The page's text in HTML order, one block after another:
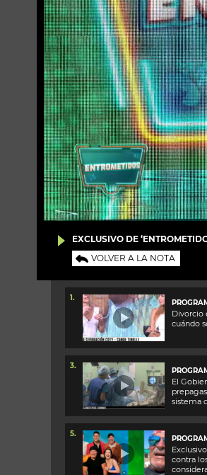
CHICHE EN VIVO
EXCLUSIVO DE
VOLVER A LA NOTA
1.
Divorcio
cuándo
3.
El
sistema
5.
contra